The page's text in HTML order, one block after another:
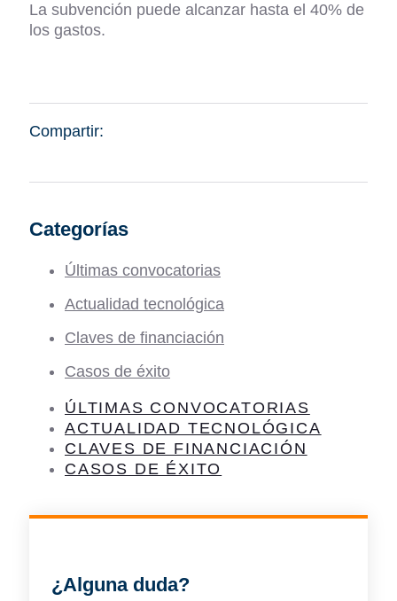
La subvención puede alcanzar hasta el 40% de
los gastos.
Compartir:
Categorías
Últimas convocatorias
Actualidad tecnológica
Claves de financiación
Casos de éxito
ÚLTIMAS CONVOCATORIAS
ACTUALIDAD TECNOLÓGICA
CLAVES DE FINANCIACIÓN
CASOS DE ÉXITO
¿Alguna duda?